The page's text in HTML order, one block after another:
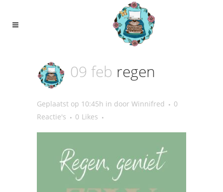
09 feb regen
Geplaatst op 10:45h in door Winnifred
0
Reactie's
0 Likes